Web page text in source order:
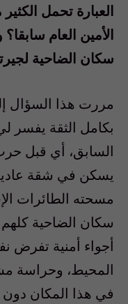
العبارة تحمل
الأمين العام
سكان الضاحية
مررت هذا السؤال
بكامل الثقة يفسر
السابق، أي قبل
يسكن في شقة
مسحته الطائرات
سكان الضاحية
أجواء أمنية تفرض
المحيط، وحراسة
في هذا المكان